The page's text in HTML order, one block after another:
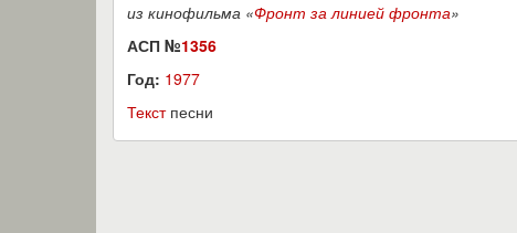
из кинофильма «Фронт за линией фронта»
АСП №1356
Год: 1977
Текстпесни